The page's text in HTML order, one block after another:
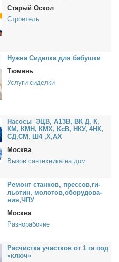
Старый Оскол
Строитель
Нуж­на Си­дел­ка для ба­буш­ки
Тюмень
Услуги сиделки
На­со­сы ЭЦВ, А13В, ВК Д, К,
КМ, КМН, КМХ, КсВ, НКУ, 4НК,
СД,СМ, Ш4 ,Х,АХ
Москва
Вызов сантехника на дом
Ре­монт стан­ков, прес­сов,ги­
льо­тин, мо­ло­тов,обо­ру­до­ва­
ния,ЧПУ
Москва
Разнорабочие
Рас­чист­ка участ­ков от 1 га под
«ключ»